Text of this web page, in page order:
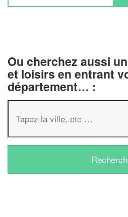
Ou cherchez aussi
et loisirs en entrant
département… :